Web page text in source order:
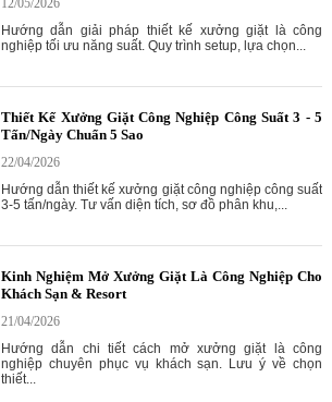
12/05/2026
Hướng dẫn giải pháp thiết kế xưởng giặt là công
nghiệp tối ưu năng suất. Quy trình setup, lựa chọn...
Thiết Kế Xưởng Giặt Công Nghiệp Công Suất 3 - 5
Tấn/Ngày Chuẩn 5 Sao
22/04/2026
Hướng dẫn thiết kế xưởng giặt công nghiệp công suất
3-5 tấn/ngày. Tư vấn diện tích, sơ đồ phân khu,...
Kinh Nghiệm Mở Xưởng Giặt Là Công Nghiệp Cho
Khách Sạn & Resort
21/04/2026
Hướng dẫn chi tiết cách mở xưởng giặt là công
nghiệp chuyên phục vụ khách sạn. Lưu ý về chọn
thiết...